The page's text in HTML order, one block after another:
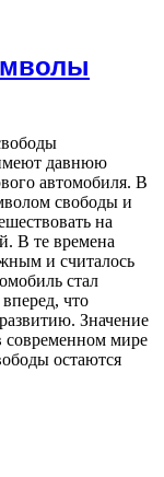
давнюю
автомобиля. В
свободы и
на
В те времена
и считалось
стал
что
Значение
современном мире
остаются